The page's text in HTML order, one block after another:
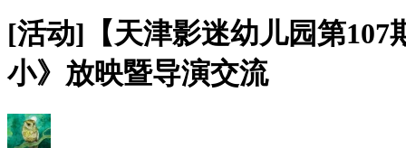
[活动]【天津影迷幼儿园第107
小》放映暨导演交流